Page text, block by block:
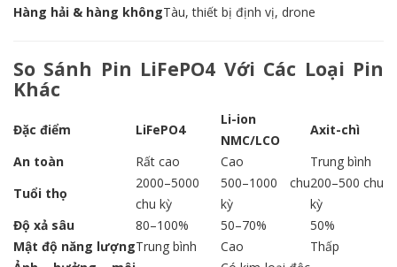
Hàng hải & hàng khôngTàu, thiết bị định vị, drone
So Sánh Pin LiFePO4 Với Các Loại Pin
Khác
Đặc điểm LiFePO4
Li-ion
NMC/LCO
Axit-chì
An toàn
Rất cao Cao
Trung bình
Tuổi thọ
2000–5000
chu kỳ
500–1000 chu
kỳ
200–500 chu
kỳ
Độ xả sâu
80–100% 50–70%
50%
Mật độ năng lượngTrung bình Cao
Thấp